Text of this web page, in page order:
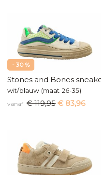
- 30 %
Stones and Bones sneakers
wit/blauw (maat 26-35)
vanaf € 119,95 € 83,96